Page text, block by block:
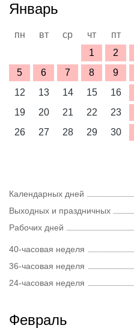
Январь
пн вт ср чт пт
1
2
5
6 7 8 9
12
13 14 15 16
19
20 21 22 23
26
27 28 29 30
Календарных дней
Выходных и праздничных
Рабочих дней
40-часовая неделя
36-часовая неделя
24-часовая неделя
Февраль